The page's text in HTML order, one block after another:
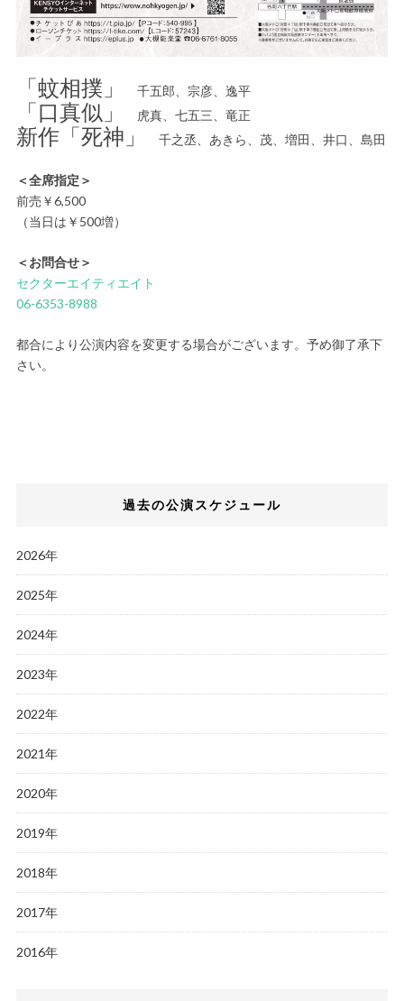
「蚊相撲」 千五郎、宗彦、逸平
「口真似」 虎真、七五三、竜正
新作「死神」 千之丞、あきら、茂、増田、井口、島田
＜全席指定＞
前売￥6,500
（当日は￥500増）
＜お問合せ＞
セクターエイティエイト
06-6353-8988
都合により公演内容を変更する場合がございます。予め御了承下
さい。
過去の公演スケジュール
2026年
2025年
2024年
2023年
2022年
2021年
2020年
2019年
2018年
2017年
2016年